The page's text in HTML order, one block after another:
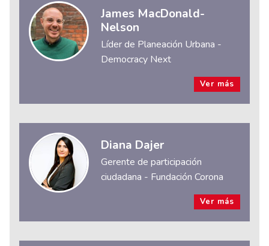
James MacDonald-
Nelson
Líder de Planeación Urbana -
Democracy Next
Ver más
Diana Dajer
Gerente de participación
ciudadana - Fundación Corona
Ver más